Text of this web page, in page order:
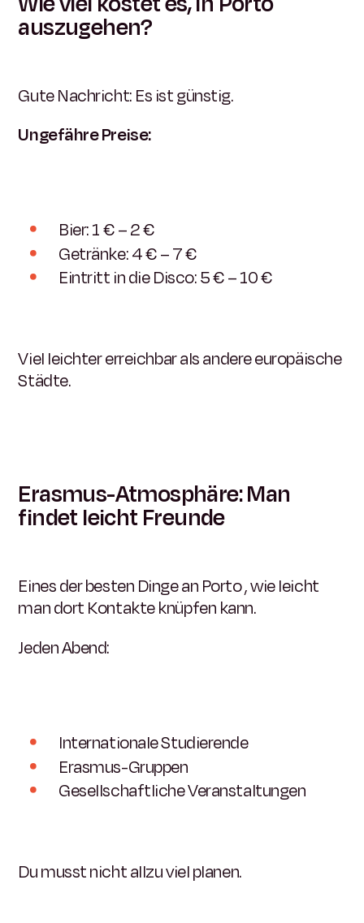
auszugehen?
Gute Nachricht: Es ist günstig.
Ungefähre Preise:
Bier: 1 € – 2 €
Getränke: 4 € – 7 €
Eintritt in die Disco: 5 € – 10 €
Viel leichter erreichbar als andere europäische
Städte.
Erasmus-Atmosphäre: Man
findet leicht Freunde
Eines der besten Dinge an Porto , wie leicht
man dort Kontakte knüpfen kann.
Jeden Abend:
Internationale Studierende
Erasmus-Gruppen
Gesellschaftliche Veranstaltungen
Du musst nicht allzu viel planen.